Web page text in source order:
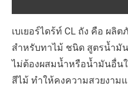
ชิ้น
เบเยอร์ไดร้ท์ CL ถัง คือ ผ
สำหรับทาไม้ ชนิด สูตรน้ำ
ไม่ต้องผสมน้ำหรือน้ำมันอื่น
สีไม้ ทำให้คงความสวยงาม